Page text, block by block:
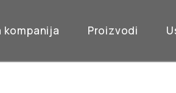
kompanija Proizvodi